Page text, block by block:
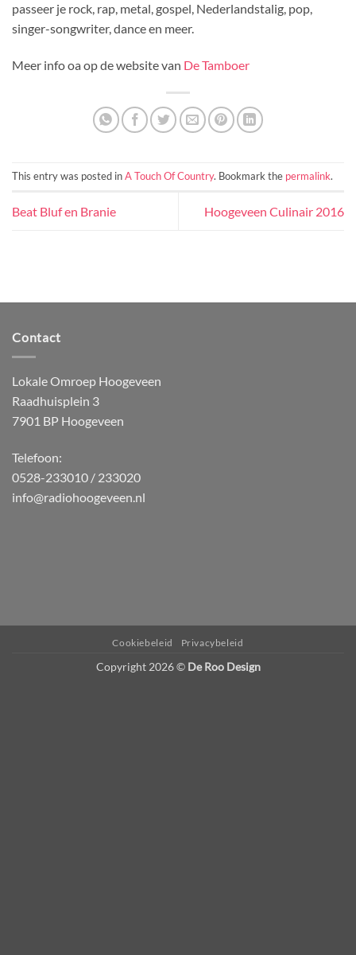
passeer je rock, rap, metal, gospel, Nederlandstalig, pop,
singer-songwriter, dance en meer.
Meer info oa op de website van De Tamboer
This entry was posted inA Touch Of Country. Bookmark the permalink.
Beat Bluf en Branie Hoogeveen Culinair 2016
Contact
Lokale Omroep Hoogeveen
Raadhuisplein 3
7901 BP Hoogeveen
Telefoon:
0528-233010 / 233020
info@radiohoogeveen.nl
Cookiebeleid Privacybeleid
Copyright 2026 © De Roo Design